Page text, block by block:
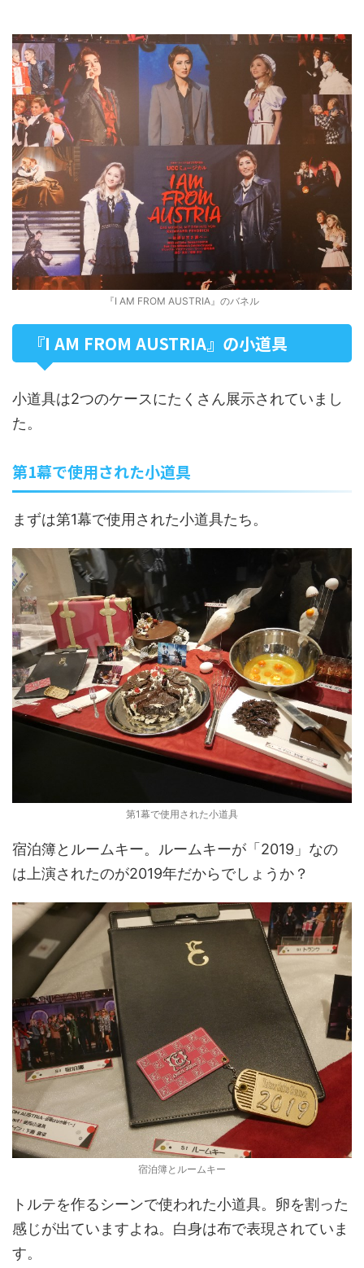
『I AM FROM AUSTRIA』のバネル
『I AM FROM AUSTRIA』の小道具
小道具は2つのケースにたくさん展示されていまし
た。
第1幕で使用された小道具
まずは第1幕で使用された小道具たち。
第1幕で使用された小道具
宿泊簿とルームキー。ルームキーが「2019」なの
は上演されたのが2019年だからでしょうか？
宿泊簿とルームキー
トルテを作るシーンで使われた小道具。卵を割った
感じが出ていますよね。白身は布で表現されていま
す。